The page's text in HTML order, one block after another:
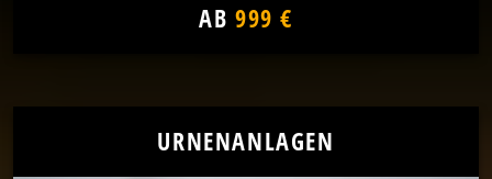
AB 999 €
URNENANLAGEN